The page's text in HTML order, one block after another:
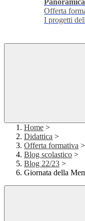
Panoramica
Offerta
I progetti
Home >
Didattica >
Offerta formativa >
Blog scolastico >
Blog 22/23 >
Giornata della